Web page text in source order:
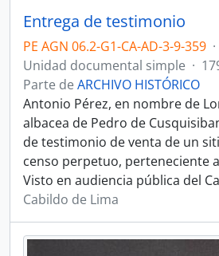
Entrega de testimonio
PE AGN 06.2-G1-CA-AD-3-9-359 ·
Unidad documental simple ·
Parte de ARCHIVO HISTÓRICO
Antonio Pérez, en nombre de
albacea de Pedro de
de testimonio de venta de un
censo perpetuo, perteneciente
Visto en audiencia pública del
Cabildo de Lima